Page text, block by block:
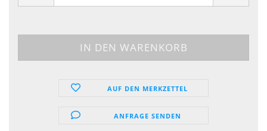
AUF DEN MERKZETTEL
ANFRAGE SENDEN